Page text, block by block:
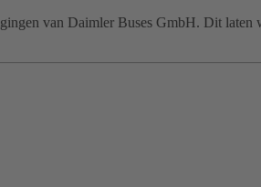
van Daimler Buses GmbH. Dit laten